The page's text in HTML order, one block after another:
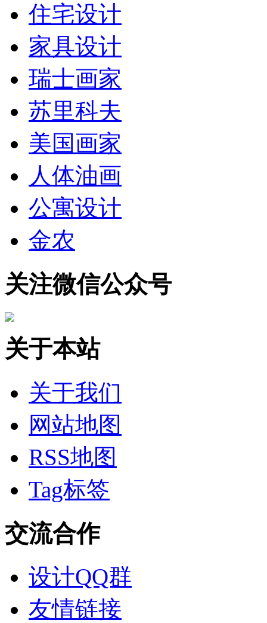
住宅设计
家具设计
瑞士画家
苏里科夫
美国画家
人体油画
公寓设计
金农
关注微信公众号
关于本站
关于我们
网站地图
RSS地图
Tag标签
交流合作
设计QQ群
友情链接